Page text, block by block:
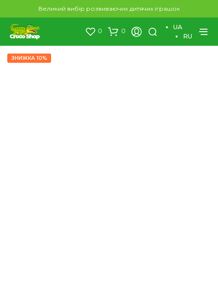
Великий вибір розвиваючих дитячих іграшок
0 0
UA
RU
ЗНИЖКА 10%